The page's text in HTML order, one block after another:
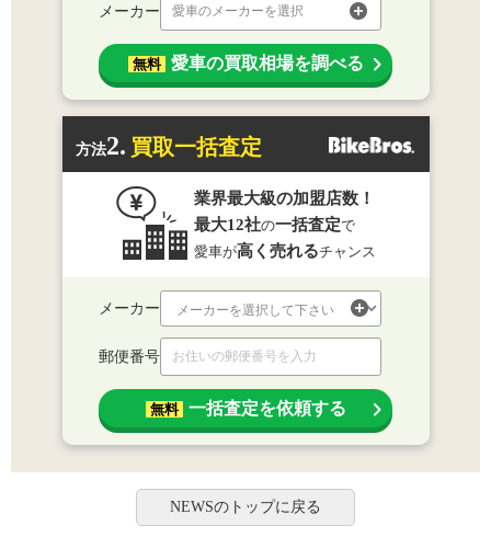
メーカー 愛車のメーカーを選択
無料 愛車の買取相場を調べる
方法2. 買取一括査定
業界最大級の加盟店数！
最大12社の一括査定で
愛車が高く売れるチャンス
メーカー
郵便番号
無料 一括査定を依頼する
NEWSのトップに戻る